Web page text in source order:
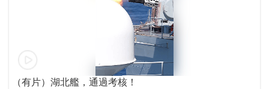
（有片）湖北艦，通過考核！